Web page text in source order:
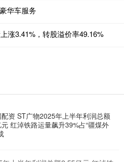
华车服务
涨3.41%，转股溢价率49.16%
资 ST广物2025年上半年利润总额
红淖铁路运量飙升39%占“疆煤外